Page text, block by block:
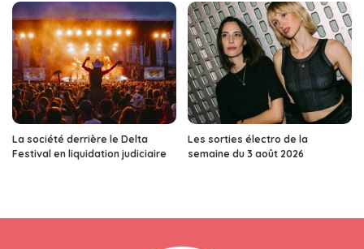
La société derrière le Delta
Festival en liquidation judiciaire
Les sorties électro de la
semaine du 3 août 2026